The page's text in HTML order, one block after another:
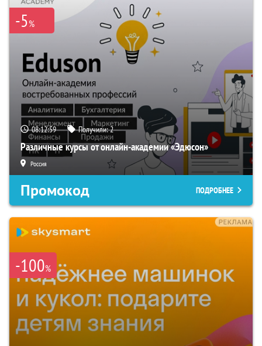
-5%
08:12:58 Получили:2
Различные курсы от онлайн-академии «Эдюсон»
Россия
Промокод ПОДРОБНЕЕ
-100%